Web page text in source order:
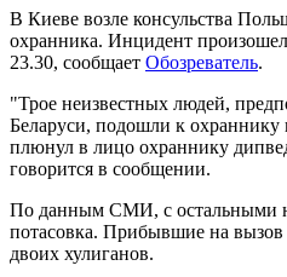
В Киеве возле консульства
охранника. Инцидент
23.30, сообщает Обозреватель.
"Трое неизвестных людей,
Беларуси, подошли к охраннику
плюнул в лицо охраннику
говорится в сообщении.
По данным СМИ, с остальными
потасовка. Прибывшие на вызов
двоих хулиганов.